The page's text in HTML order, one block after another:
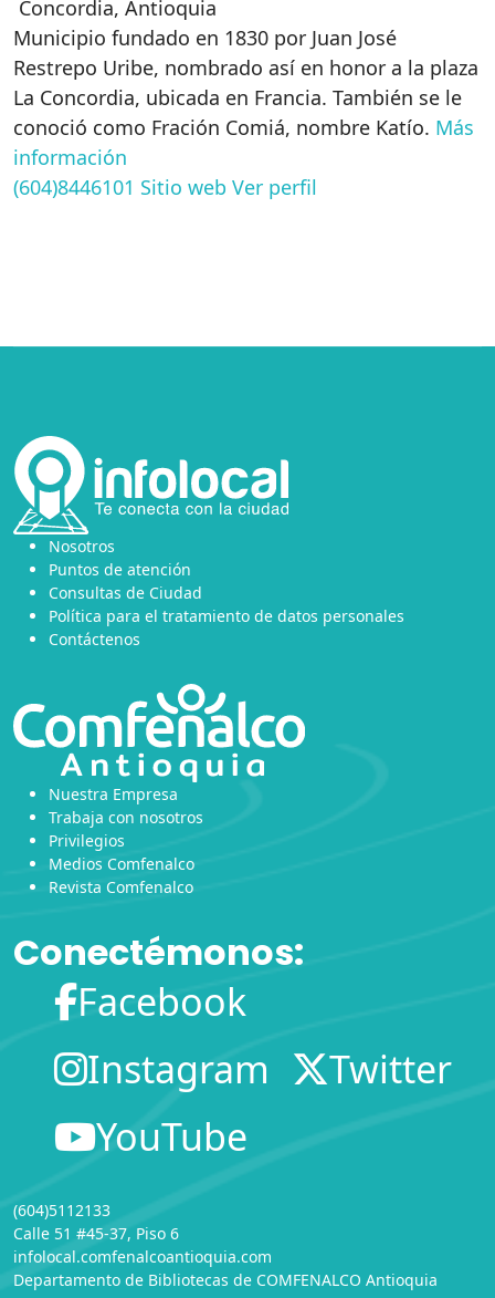
Concordia, Antioquia
Municipio fundado en 1830 por Juan José
Restrepo Uribe, nombrado así en honor a la plaza
La Concordia, ubicada en Francia. También se le
conoció como Fración Comiá, nombre Katío. Más
información
(604)8446101 Sitio web Ver perfil
Nosotros
Puntos de atención
Consultas de Ciudad
Política para el tratamiento de datos personales
Contáctenos
Nuestra Empresa
Trabaja con nosotros
Privilegios
Medios Comfenalco
Revista Comfenalco
Conectémonos:
Facebook
Instagram
Twitter
YouTube
(604)5112133
Calle 51 #45-37, Piso 6
infolocal.comfenalcoantioquia.com
Departamento de Bibliotecas de COMFENALCO Antioquia